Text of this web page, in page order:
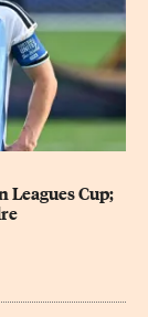
Leagues Cup;